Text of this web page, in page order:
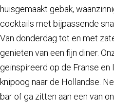
huisgemaakt gebak,
cocktails met bijpassende
Van donderdag tot en met
genieten van een fijn diner.
geïnspireerd op de Franse en
knipoog naar de Hollandse.
bar of ga zitten aan een van